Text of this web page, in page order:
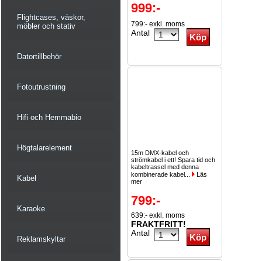
Flightcases, väskor,
möbler och stativ
Datortillbehör
Fotoutrustning
Hifi och Hemmabio
Högtalarelement
Kabel
Karaoke
Reklamskyltar
999:-
799:- exkl. moms
Antal
15m DMX-kabel och
strömkabel i ett! Spara tid och
kabeltrassel med denna
kombinerade kabel...
Läs
mer
799:-
639:- exkl. moms
FRAKTFRITT!
Antal